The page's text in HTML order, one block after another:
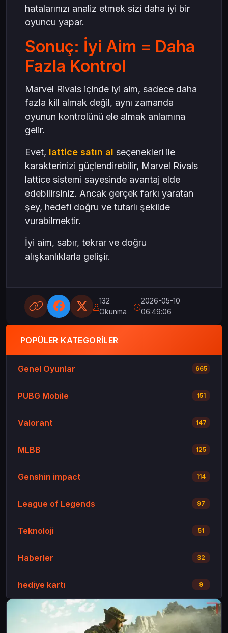
hatalarınızı analiz etmek sizi daha iyi bir
oyuncu yapar.
Sonuç: İyi Aim = Daha
Fazla Kontrol
Marvel Rivals içinde iyi aim, sadece daha
fazla kill almak değil, aynı zamanda
oyunun kontrolünü ele almak anlamına
gelir.
Evet, lattice satın al seçenekleri ile
karakterinizi güçlendirebilir, Marvel Rivals
lattice sistemi sayesinde avantaj elde
edebilirsiniz. Ancak gerçek farkı yaratan
şey, hedefi doğru ve tutarlı şekilde
vurabilmektir.
İyi aim, sabır, tekrar ve doğru
alışkanlıklarla gelişir.
132
Okunma
2026-05-10
06:49:06
POPÜLER KATEGORILER
Genel Oyunlar 665
PUBG Mobile 151
Valorant 147
MLBB 125
Genshin impact 114
League of Legends 97
Teknoloji 51
Haberler 32
hediye kartı 9